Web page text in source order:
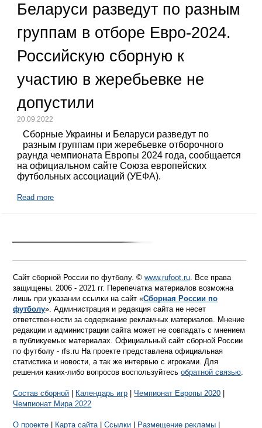
Беларуси разведут по разным
группам в отборе Евро-2024.
Российскую сборную к
участию в жеребьевке не
допустили
20.09.2022
Сборные Украины и Беларуси разведут по
разным группам при жеребьевке отборочного
раунда чемпионата Европы 2024 года, сообщается
на официальном сайте Союза европейских
футбольных ассоциаций (УЕФА).
Read more
Сайт сборной России по футболу. ©www.rufoot.ru. Все права
защищены. 2006 - 2021 гг. Перепечатка материалов возможна
лишь при указании ссылки на сайт «Сборная России по
футболу». Администрация и редакция сайта не несет
ответственности за содержание рекламных материалов. Мнение
редакции и администрации сайта может не совпадать с мнением
в публикуемых материалах. Официальный сайт сборной России
по футболу - rfs.ru На проекте представлена официальная
статистика и новости, а так же интервью с игроками. Для
решения каких-либо вопросов воспользуйтесьобратной связью.
Состав сборной Календарь игр Чемпионат Европы 2020
Чемпионат Мира 2022
О проекте Карта сайта|Ссылки Размещение рекламы